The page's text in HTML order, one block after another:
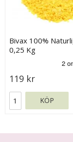
Bivax 100%
0,25 Kg
119 kr
KÖP